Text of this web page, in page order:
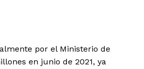
por el Ministerio de
en junio de 2021, ya